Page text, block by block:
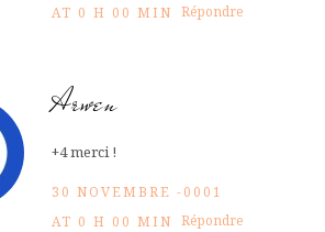
AT 0 H 00 MIN Répondre
Arwen
+4 merci !
30 NOVEMBRE -0001
AT 0 H 00 MIN Répondre